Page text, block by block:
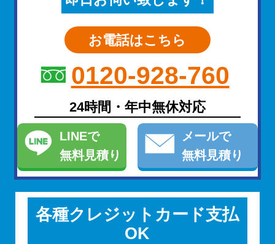
お電話はこちら
0120-928-760
24時間・年中無休対応
LINEで
無料見積り
メールで
無料見積り
各種クレジットカード支払
OK